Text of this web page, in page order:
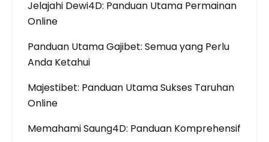
Jelajahi Dewi4D: Panduan Utama Permainan
Online
Panduan Utama Gajibet: Semua yang Perlu
Anda Ketahui
Majestibet: Panduan Utama Sukses Taruhan
Online
Memahami Saung4D: Panduan Komprehensif